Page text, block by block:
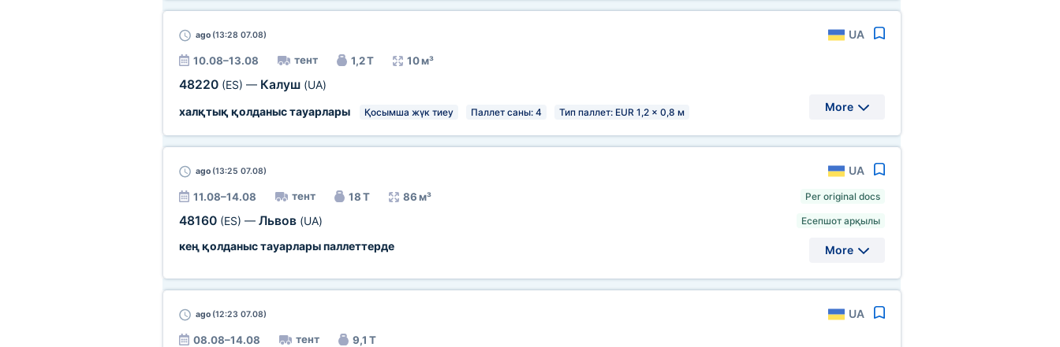
ago (13:28 07.08) UA
10.08–13.08 тент 1,2 Т 10 м³
48220 (ES) — Калуш (UA)
халқтық қолданыс тауарлары
Қосымша жүк тиеу Паллет саны: 4 Тип паллет: EUR 1,2 x 0,8 м More
ago (13:25 07.08) UA
11.08–14.08 тент 18 Т 86 м³
48160 (ES) — Львов (UA)
кең қолданыс тауарлары паллеттерде
Per original docs
Есепшот арқылы
More
ago (12:23 07.08) UA
08.08–14.08 тент 9,1 Т